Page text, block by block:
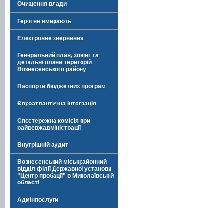
Очищення влади
Герої не вмирають
Електронне звернення
Генеральний план, зонінг та
детальні плани територій
Вознесенського району
Паспорти бюджетних програм
Євроатлантична інтеграція
Спостережна комісія при
райдержадміністрації
Внутрішній аудит
Вознесенський міськрайонний
відділ філії Державної установи
"Центр пробації" в Миколаївській
області
Адмінпослуги